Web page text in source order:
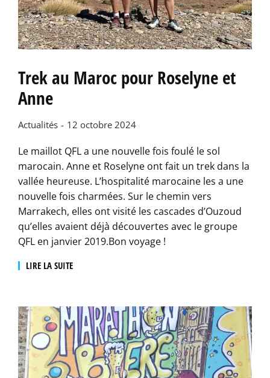
Trek au Maroc pour Roselyne et
Anne
Actualités 12 octobre 2024
Le maillot QFL a une nouvelle fois foulé le sol
marocain. Anne et Roselyne ont fait un trek dans la
vallée heureuse. L’hospitalité marocaine les a une
nouvelle fois charmées. Sur le chemin vers
Marrakech, elles ont visité les cascades d’Ouzoud
qu’elles avaient déjà découvertes avec le groupe
QFL en janvier 2019.Bon voyage !
LIRE LA SUITE